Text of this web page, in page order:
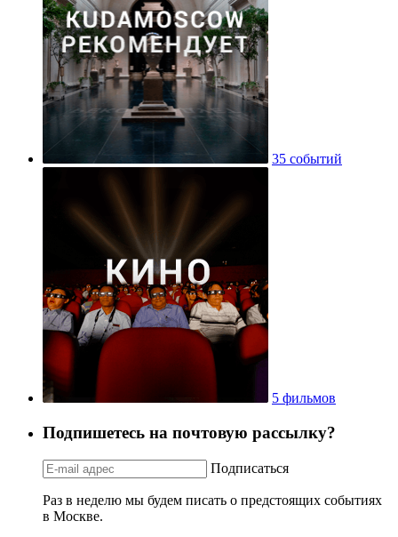
35 событий
5 фильмов
Подпишетесь на почтовую рассылку?
Подписаться
Раз в неделю мы будем писать о предстоящих событиях
в Москве.